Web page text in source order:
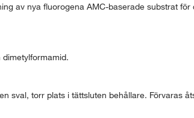
av nya fluorogena AMC-baserade substrat
sval, torr plats i tättsluten behållare. Förvaras